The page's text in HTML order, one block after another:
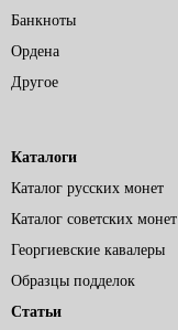
Банкноты
Ордена
Другое
Каталоги
Каталог русских монет
Каталог советских монет
Георгиевские кавалеры
Образцы подделок
Статьи